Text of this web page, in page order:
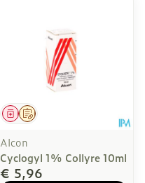
Op voorschrift
Geneesmiddel
Alcon
Cyclogyl 1% Collyre 10ml
€ 5,96